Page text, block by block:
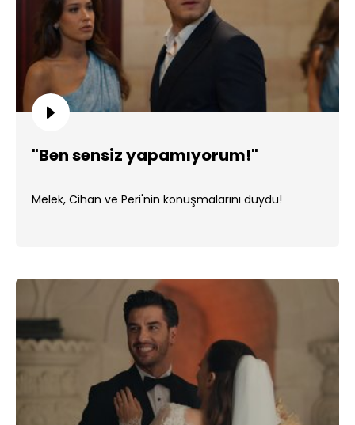
"Ben sensiz yapamıyorum!"
Melek, Cihan ve Peri'nin konuşmalarını duydu!